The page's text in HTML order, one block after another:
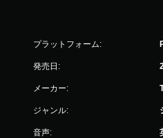
プラットフォーム:
発売日:
メーカー:
ジャンル:
音声: